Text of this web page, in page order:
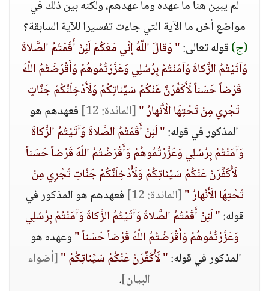
لم يبين هنا ما عهده وما عهدهم، ولكنه بين ذلك في
مواضع أخر، ما الآية التي جاءت تفسيرا للآية السابقة؟
(ج)قوله تعالى:" وَقالَ اللَّهُ إِنِّي مَعَكُمْ لَئِنْ أَقَمْتُمُ الصَّلاةَ
وَآتَيْتُمُ الزَّكاةَ وَآمَنْتُمْ بِرُسُلِي وَعَزَّرْتُمُوهُمْ وَأَقْرَضْتُمُ اللَّهَ
قَرْضاً حَسَناً لَأُكَفِّرَنَّ عَنْكُمْ سَيِّئاتِكُمْ وَلَأُدْخِلَنَّكُمْ جَنَّاتٍ
تَجْرِي مِنْ تَحْتِهَا الْأَنْهارُ "[المائدة: 12]
فعهدهم هو
المذكور في قوله:" لَئِنْ أَقَمْتُمُ الصَّلاةَ وَآتَيْتُمُ الزَّكاةَ
وَآمَنْتُمْ بِرُسُلِي وَعَزَّرْتُمُوهُمْ وَأَقْرَضْتُمُ اللَّهَ قَرْضاً حَسَناً
لَأُكَفِّرَنَّ عَنْكُمْ سَيِّئاتِكُمْ وَلَأُدْخِلَنَّكُمْ جَنَّاتٍ تَجْرِي مِنْ
تَحْتِهَا الْأَنْهارُ "[المائدة: 12]
فعهدهم هو المذكور في
قوله:" لَئِنْ أَقَمْتُمُ الصَّلاةَ وَآتَيْتُمُ الزَّكاةَ وَآمَنْتُمْ بِرُسُلِي
وَعَزَّرْتُمُوهُمْ وَأَقْرَضْتُمُ اللَّهَ قَرْضاً حَسَناً "وعهده هو
المذكور في قوله:" لَأُكَفِّرَنَّ عَنْكُمْ سَيِّئاتِكُمْ "[أضواء
البيان].